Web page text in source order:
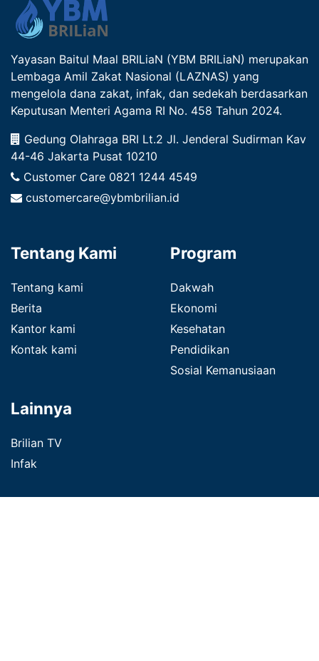
Yayasan Baitul Maal BRILiaN (YBM BRILiaN) merupakan
Lembaga Amil Zakat Nasional (LAZNAS) yang
mengelola dana zakat, infak, dan sedekah berdasarkan
Keputusan Menteri Agama RI No. 458 Tahun 2024.
Gedung Olahraga BRI Lt.2 Jl. Jenderal Sudirman Kav
44-46 Jakarta Pusat 10210
Customer Care 0821 1244 4549
customercare@ybmbrilian.id
Tentang Kami
Tentang kami
Berita
Kantor kami
Kontak kami
Program
Dakwah
Ekonomi
Kesehatan
Pendidikan
Sosial Kemanusiaan
Lainnya
Brilian TV
Infak